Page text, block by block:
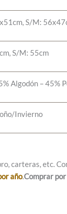
S/M:
S/M: 55cm
Algodón – 45%
Invierno
carteras, etc.
año.Comprar